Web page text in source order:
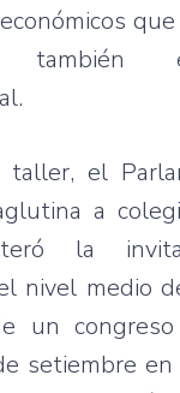
económicos que
también
.
taller, el
a
la
nivel medio
uncongreso
setiembre en